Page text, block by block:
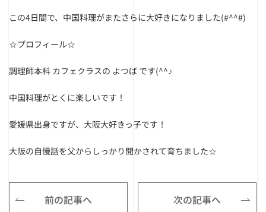
この4日間で、中国料理がまたさらに大好きになりました(#^^#)
☆プロフィール☆
調理師本科 カフェクラスの よつば です(^^♪
中国料理がとくに楽しいです！
愛媛県出身ですが、大阪大好きっ子です！
大阪の自慢話を父からしっかり聞かされて育ちました☆
前の記事へ 次の記事へ